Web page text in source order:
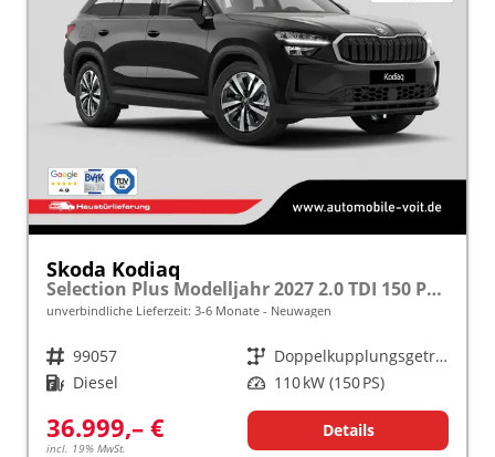
Skoda Kodiaq
Selection Plus Modelljahr 2027 2.0 TDI 150 PS DSG TEMPOMAT/R.KAMERA/SHZ/LED/LENKRADHEIZUNG frei konfigurierbar!
unverbindliche Lieferzeit: 3-6 Monate Neuwagen
Fahrzeugnr. 99057 Getriebe
Doppelkupplungsgetriebe (DSG)
Kraftstoff Diesel Leistung 110 kW (150 PS)
36.999,– €
incl. 19% MwSt.
Details